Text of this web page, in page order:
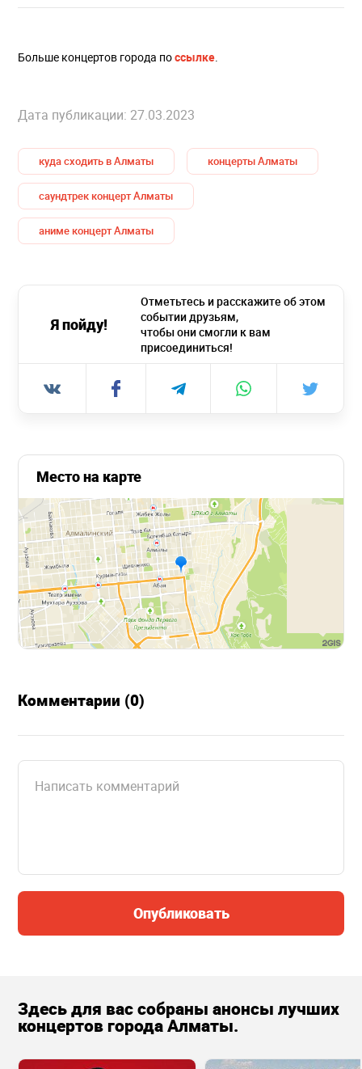
Больше концертов города поссылке.
Дата публикации: 27.03.2023
куда сходить в Алматы концерты Алматы
саундтрек концерт Алматы
аниме концерт Алматы
Я пойду!
Отметьтесь и расскажите об этом
событии друзьям,
чтобы они смогли к вам
присоединиться!
Место на карте
Комментарии (0)
Опубликовать
Здесь для вас собраны анонсы лучших
концертов города Алматы.